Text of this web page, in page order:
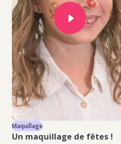
Maquillage
Un maquillage de fêtes !